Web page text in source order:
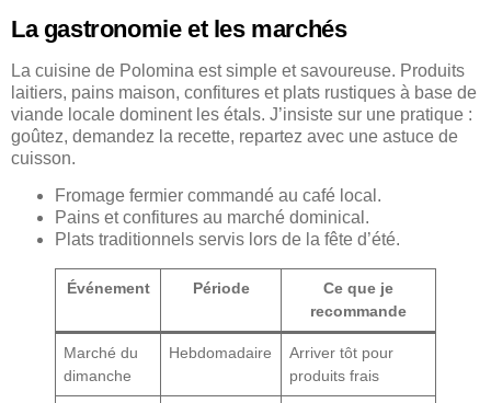
La gastronomie et les marchés
La cuisine de Polomina est simple et savoureuse. Produits
laitiers, pains maison, confitures et plats rustiques à base de
viande locale dominent les étals. J’insiste sur une pratique :
goûtez, demandez la recette, repartez avec une astuce de
cuisson.
Fromage fermier commandé au café local.
Pains et confitures au marché dominical.
Plats traditionnels servis lors de la fête d’été.
Événement Période
Ce que je
recommande
Marché du
dimanche
Hebdomadaire
Arriver tôt pour
produits frais